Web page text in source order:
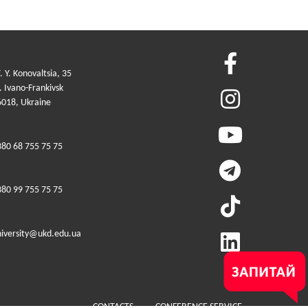
Y. Konovaltsia, 35
Ivano-Frankivsk
Ukraine
68 755 75 75
99 755 75 75